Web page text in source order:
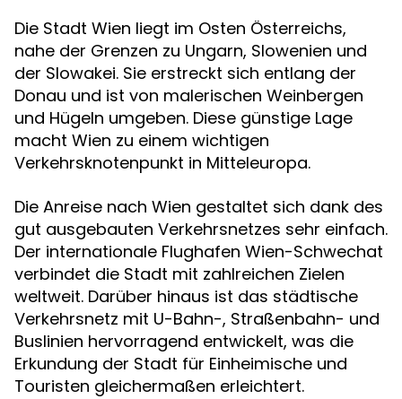
Die Stadt Wien liegt im Osten Österreichs,
nahe der Grenzen zu Ungarn, Slowenien und
der Slowakei. Sie erstreckt sich entlang der
Donau und ist von malerischen Weinbergen
und Hügeln umgeben. Diese günstige Lage
macht Wien zu einem wichtigen
Verkehrsknotenpunkt in Mitteleuropa.
Die Anreise nach Wien gestaltet sich dank des
gut ausgebauten Verkehrsnetzes sehr einfach.
Der internationale Flughafen Wien-Schwechat
verbindet die Stadt mit zahlreichen Zielen
weltweit. Darüber hinaus ist das städtische
Verkehrsnetz mit U-Bahn-, Straßenbahn- und
Buslinien hervorragend entwickelt, was die
Erkundung der Stadt für Einheimische und
Touristen gleichermaßen erleichtert.